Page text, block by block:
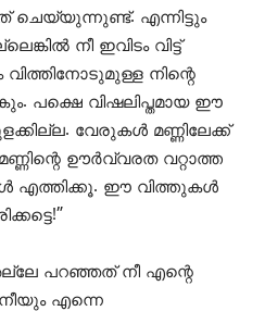
ചെയ്യുന്നുണ്ട്. എന്നിട്ടും
നീ ഇവിടം വിട്ട്
നിന്റെ
പക്ഷെ വിഷലിപ്തമായ ഈ
വേരുകൾ മണ്ണിലേക്ക്
ഊർവ്വരത വറ്റാത്ത
എത്തിക്കൂ. ഈ വിത്തുകൾ
പറഞ്ഞത് നീ എന്റെ
എന്നെ